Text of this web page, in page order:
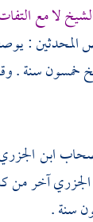
لا مع
: يوصف
خمسون سنة .
ابن
آخر من
سنة .